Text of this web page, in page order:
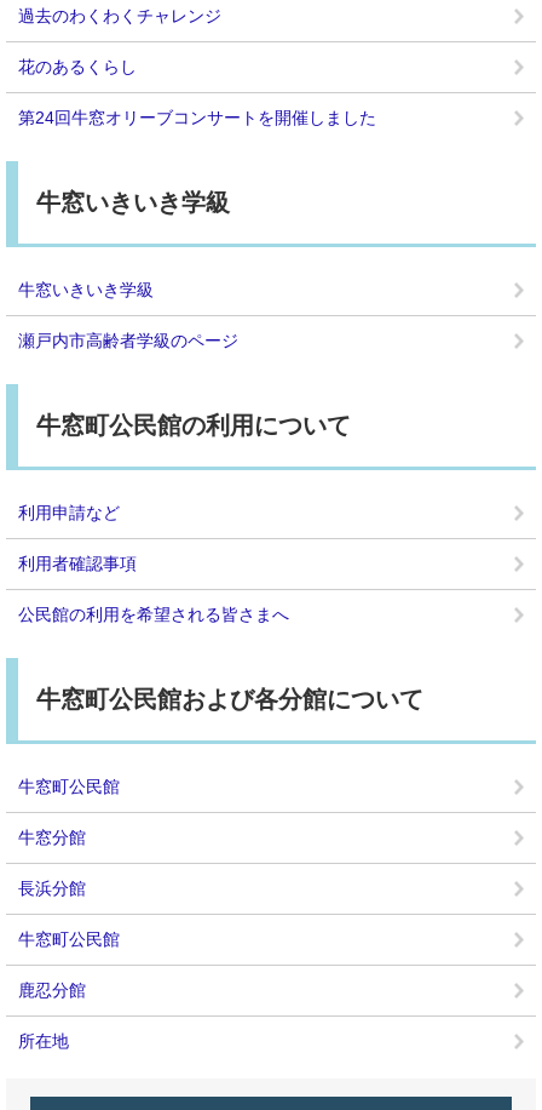
過去のわくわくチャレンジ
花のあるくらし
第24回牛窓オリーブコンサートを開催しました
牛窓いきいき学級
牛窓いきいき学級
瀬戸内市高齢者学級のページ
牛窓町公民館の利用について
利用申請など
利用者確認事項
公民館の利用を希望される皆さまへ
牛窓町公民館および各分館について
牛窓町公民館
牛窓分館
長浜分館
牛窓町公民館
鹿忍分館
所在地